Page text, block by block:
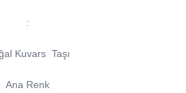
:
Kuvars Taşı
Ana Renk